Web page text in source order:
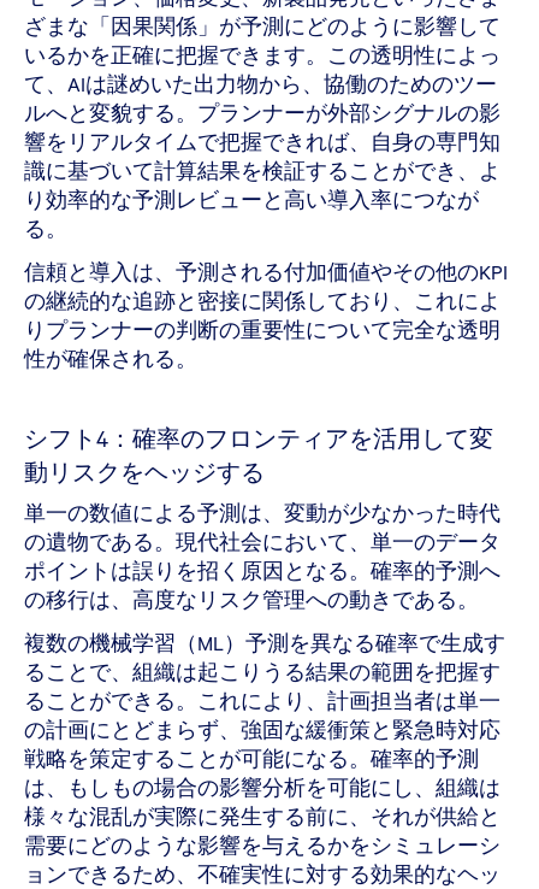
ざまな「因果関係」が予測にどのように影響して
いるかを正確に把握できます。この透明性によっ
て、AIは謎めいた出力物から、協働のためのツー
ルへと変貌する。プランナーが外部シグナルの影
響をリアルタイムで把握できれば、自身の専門知
識に基づいて計算結果を検証することができ、よ
り効率的な予測レビューと高い導入率につなが
る。
信頼と導入は、予測される付加価値やその他のKPI
の継続的な追跡と密接に関係しており、これによ
りプランナーの判断の重要性について完全な透明
性が確保される。
シフト4：確率のフロンティアを活用して変
動リスクをヘッジする
単一の数値による予測は、変動が少なかった時代
の遺物である。現代社会において、単一のデータ
ポイントは誤りを招く原因となる。確率的予測へ
の移行は、高度なリスク管理への動きである。
複数の機械学習（ML）予測を異なる確率で生成す
ることで、組織は起こりうる結果の範囲を把握す
ることができる。これにより、計画担当者は単一
の計画にとどまらず、強固な緩衝策と緊急時対応
戦略を策定することが可能になる。確率的予測
は、もしもの場合の影響分析を可能にし、組織は
様々な混乱が実際に発生する前に、それが供給と
需要にどのような影響を与えるかをシミュレーシ
ョンできるため、不確実性に対する効果的なヘッ